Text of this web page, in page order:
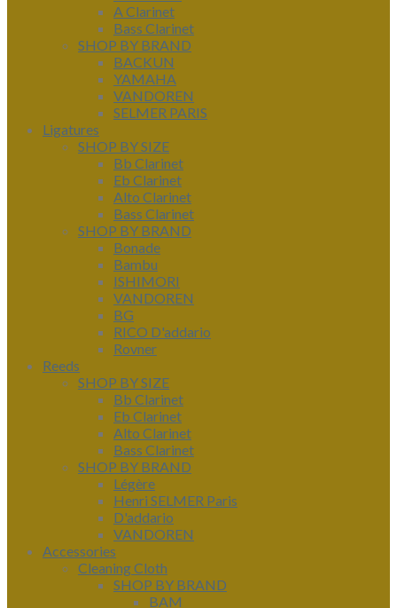
A Clarinet
Bass Clarinet
SHOP BY BRAND
BACKUN
YAMAHA
VANDOREN
SELMER PARIS
Ligatures
SHOP BY SIZE
Bb Clarinet
Eb Clarinet
Alto Clarinet
Bass Clarinet
SHOP BY BRAND
Bonade
Bambu
ISHIMORI
VANDOREN
BG
RICO D'addario
Rovner
Reeds
SHOP BY SIZE
Bb Clarinet
Eb Clarinet
Alto Clarinet
Bass Clarinet
SHOP BY BRAND
Légère
Henri SELMER Paris
D'addario
VANDOREN
Accessories
Cleaning Cloth
SHOP BY BRAND
BAM